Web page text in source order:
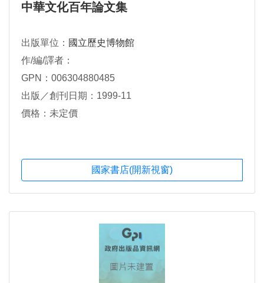
中華文化百年論文集
出版單位： 國立歷史博物館
作/編/譯者：
GPN：006304880485
出版／創刊日期：1999-11
價格：未定價
國家書店(開新視窗)